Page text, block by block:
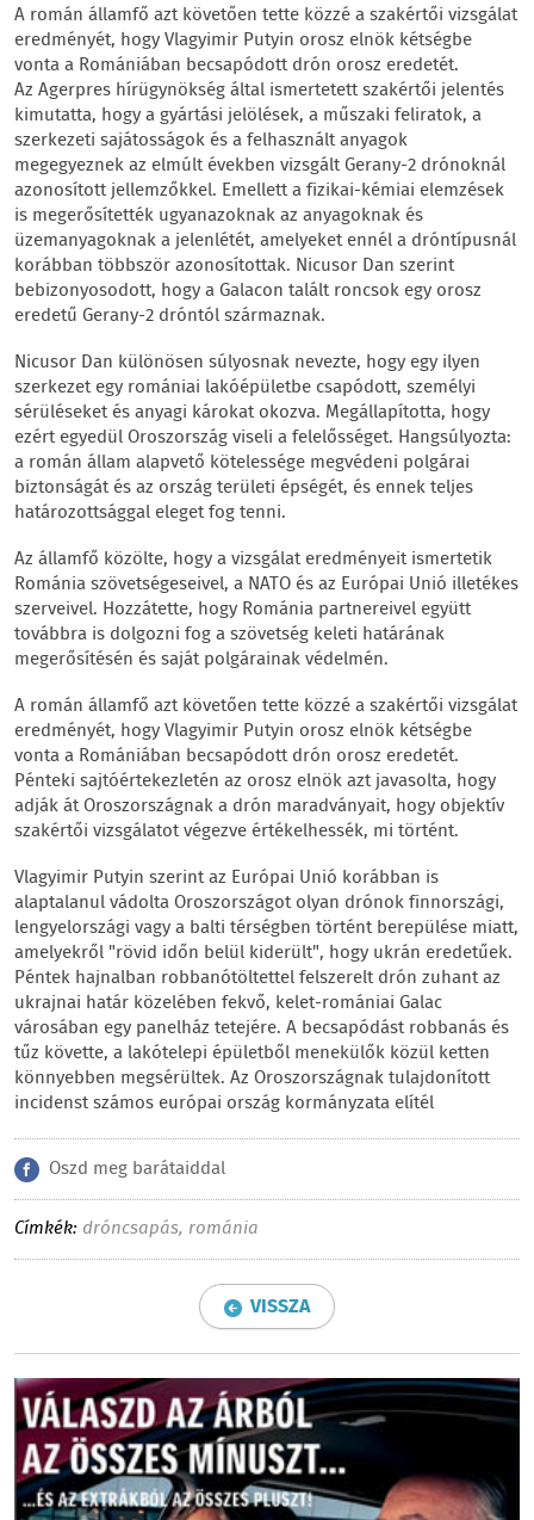
A román államfő azt követően tette közzé a szakértői vizsgálat
eredményét, hogy Vlagyimir Putyin orosz elnök kétségbe
vonta a Romániában becsapódott drón orosz eredetét.
Az Agerpres hírügynökség által ismertetett szakértői jelentés
kimutatta, hogy a gyártási jelölések, a műszaki feliratok, a
szerkezeti sajátosságok és a felhasznált anyagok
megegyeznek az elmúlt években vizsgált Gerany-2 drónoknál
azonosított jellemzőkkel. Emellett a fizikai-kémiai elemzések
is megerősítették ugyanazoknak az anyagoknak és
üzemanyagoknak a jelenlétét, amelyeket ennél a dróntípusnál
korábban többször azonosítottak. Nicusor Dan szerint
bebizonyosodott, hogy a Galacon talált roncsok egy orosz
eredetű Gerany-2 dróntól származnak.
Nicusor Dan különösen súlyosnak nevezte, hogy egy ilyen
szerkezet egy romániai lakóépületbe csapódott, személyi
sérüléseket és anyagi károkat okozva. Megállapította, hogy
ezért egyedül Oroszország viseli a felelősséget. Hangsúlyozta:
a román állam alapvető kötelessége megvédeni polgárai
biztonságát és az ország területi épségét, és ennek teljes
határozottsággal eleget fog tenni.
Az államfő közölte, hogy a vizsgálat eredményeit ismertetik
Románia szövetségeseivel, a NATO és az Európai Unió illetékes
szerveivel. Hozzátette, hogy Románia partnereivel együtt
továbbra is dolgozni fog a szövetség keleti határának
megerősítésén és saját polgárainak védelmén.
A román államfő azt követően tette közzé a szakértői vizsgálat
eredményét, hogy Vlagyimir Putyin orosz elnök kétségbe
vonta a Romániában becsapódott drón orosz eredetét.
Pénteki sajtóértekezletén az orosz elnök azt javasolta, hogy
adják át Oroszországnak a drón maradványait, hogy objektív
szakértői vizsgálatot végezve értékelhessék, mi történt.
Vlagyimir Putyin szerint az Európai Unió korábban is
alaptalanul vádolta Oroszországot olyan drónok finnországi,
lengyelországi vagy a balti térségben történt berepülése miatt,
amelyekről "rövid időn belül kiderült", hogy ukrán eredetűek.
Péntek hajnalban robbanótöltettel felszerelt drón zuhant az
ukrajnai határ közelében fekvő, kelet-romániai Galac
városában egy panelház tetejére. A becsapódást robbanás és
tűz követte, a lakótelepi épületből menekülők közül ketten
könnyebben megsérültek. Az Oroszországnak tulajdonított
incidenst számos európai ország kormányzata elítél
Oszd meg barátaiddal
Címkék: dróncsapás, románia
VISSZA